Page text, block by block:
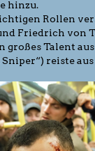
hinzu.
Rollen
Friedrich von
großes Talent
reiste